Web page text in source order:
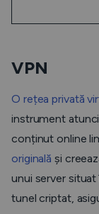
VPN
O rețea privată
instrument
conținut online
originală și
unui server
tunel criptat,